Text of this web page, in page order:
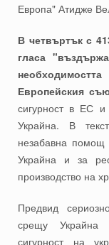
Европа" Атидже
В четвъртък с
гласа
Европейския
сигурност в ЕС и
Украйна. В
незабавна
Украйна и за
производство на
Предвид
срещу Украйна
сигурност на